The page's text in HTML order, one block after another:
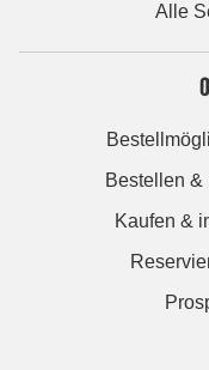
Alle
Bestellen &
Kaufen &